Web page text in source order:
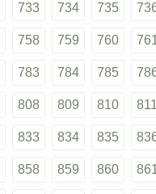
733 734 735
758 759 760
783 784 785
808 809 810 811
833 834 835
858 859 860